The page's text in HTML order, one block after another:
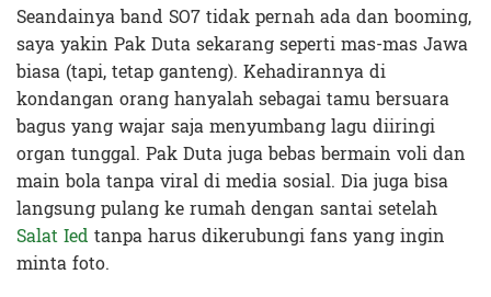
Seandainya band SO7 tidak pernah ada dan booming,
saya yakin Pak Duta sekarang seperti mas-mas Jawa
biasa (tapi, tetap ganteng). Kehadirannya di
kondangan orang hanyalah sebagai tamu bersuara
bagus yang wajar saja menyumbang lagu diiringi
organ tunggal. Pak Duta juga bebas bermain voli dan
main bola tanpa viral di media sosial. Dia juga bisa
langsung pulang ke rumah dengan santai setelah
Salat Ied tanpa harus dikerubungi fans yang ingin
minta foto.